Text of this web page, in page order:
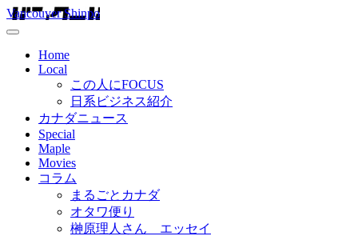
Vancouver Shinpo
Home
Local
この人にFOCUS
日系ビジネス紹介
カナダニュース
Special
Maple
Movies
コラム
まるごとカナダ
オタワ便り
榊原理人さん エッセイ